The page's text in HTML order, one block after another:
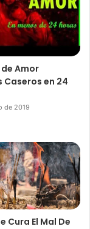
Amor
Caseros en 24
de 2019
Cura El Mal De